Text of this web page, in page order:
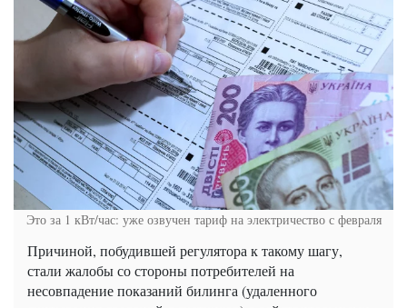
Это за 1 кВт/час: уже озвучен тариф на электричество с февраля
Причиной, побудившей регулятора к такому шагу,
стали жалобы со стороны потребителей на
несовпадение показаний билинга (удаленного